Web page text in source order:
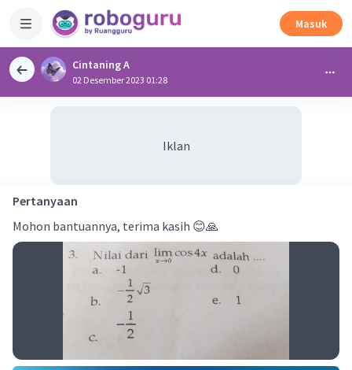
Masuk
Cintaning A
02 Desember 2023 01:28
Iklan
Pertanyaan
Mohon bantuannya, terima kasih 😊🙏